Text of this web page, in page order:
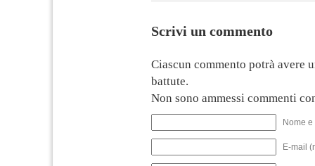
Scrivi un commento
Ciascun commento potrà avere
battute.
Non sono ammessi commenti
Nome
E-mail